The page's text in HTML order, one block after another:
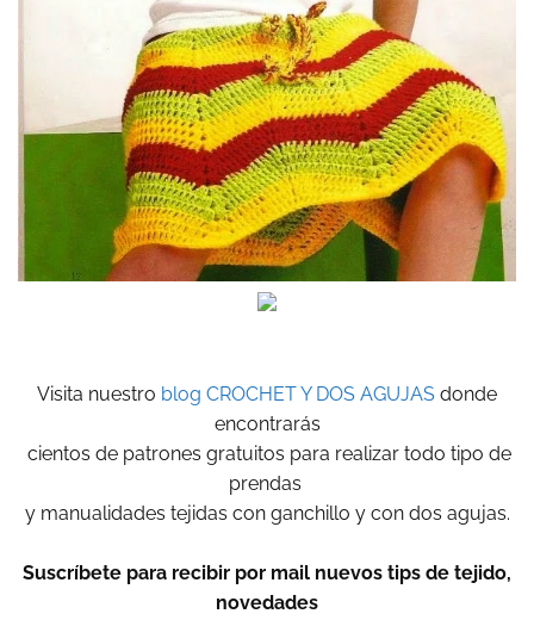
Visita nuestro blog CROCHET Y DOS AGUJAS donde
encontrarás
cientos de patrones gratuitos para realizar todo tipo de
prendas
y manualidades tejidas con ganchillo y con dos agujas.
Suscríbete para recibir por mail nuevos tips de tejido,
novedades